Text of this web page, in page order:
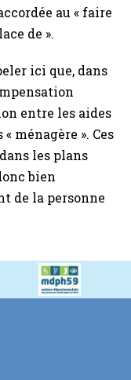
au « faire
de ».
ici que, dans
entre les aides
ménagère ». Ces
les plans
bien
de la personne